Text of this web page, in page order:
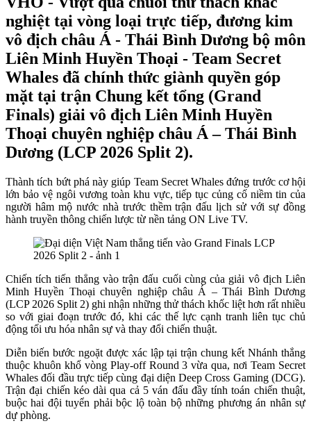
nghiệt tại vòng loại trực tiếp, đương kim
vô địch châu Á - Thái Bình Dương bộ môn
Liên Minh Huyền Thoại - Team Secret
Whales đã chính thức giành quyền góp
mặt tại trận Chung kết tổng (Grand
Finals) giải vô địch Liên Minh Huyền
Thoại chuyên nghiệp châu Á – Thái Bình
Dương (LCP 2026 Split 2).
Thành tích bứt phá này giúp Team Secret Whales đứng trước cơ hội
lớn bảo vệ ngôi vương toàn khu vực, tiếp tục củng cố niềm tin của
người hâm mộ nước nhà trước thềm trận đấu lịch sử với sự đồng
hành truyền thông chiến lược từ nền tảng ON Live TV.
Chiến tích tiến thẳng vào trận đấu cuối cùng của giải vô địch Liên
Minh Huyền Thoại chuyên nghiệp châu Á – Thái Bình Dương
(LCP 2026 Split 2) ghi nhận những thử thách khốc liệt hơn rất nhiều
so với giai đoạn trước đó, khi các thế lực cạnh tranh liên tục chủ
động tối ưu hóa nhân sự và thay đổi chiến thuật.
Diễn biến bước ngoặt được xác lập tại trận chung kết Nhánh thắng
thuộc khuôn khổ vòng Play-off Round 3 vừa qua, nơi Team Secret
Whales đối đầu trực tiếp cùng đại diện Deep Cross Gaming (DCG).
Trận đại chiến kéo dài qua cả 5 ván đấu đầy tính toán chiến thuật,
buộc hai đội tuyển phải bộc lộ toàn bộ những phương án nhân sự
dự phòng.